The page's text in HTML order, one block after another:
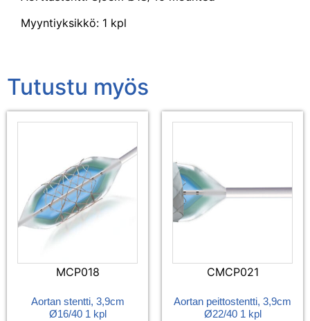
Myyntiyksikkö: 1 kpl
Tutustu myös
MCP018
Aortan stentti, 3,9cm
Ø16/40 1 kpl
CMCP021
Aortan peittostentti, 3,9cm
Ø22/40 1 kpl